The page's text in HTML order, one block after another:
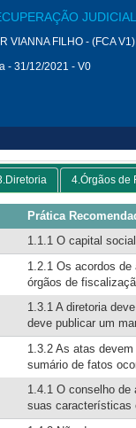
JUDICIAL
VIANNA FILHO - (FCA V1)
- 31/12/2021 - V0